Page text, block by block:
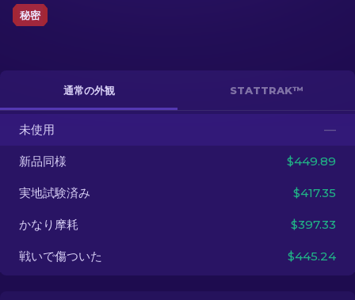
その他
JA
秘密
通常の外観 STATTRAK™
未使用 —
新品同様 $449.89
実地試験済み $417.35
かなり摩耗 $397.33
戦いで傷ついた $445.24